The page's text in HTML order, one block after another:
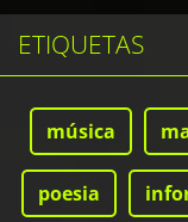
ETIQUETAS
música
poesia